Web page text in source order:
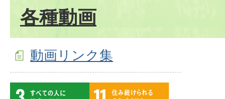
各種動画
動画リンク集